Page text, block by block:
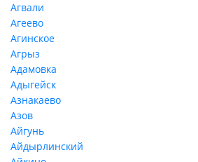
Агвали
Агеево
Агинское
Агрыз
Адамовка
Адыгейск
Азнакаево
Азов
Айгунь
Айдырлинский